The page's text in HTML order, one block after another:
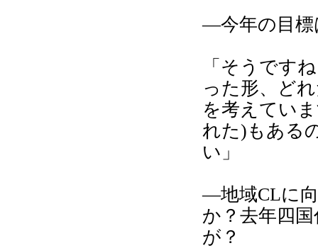
―今年の目標
「そうです
った形、ど
を考えてい
れた)もある
い」
―地域CLに
か？去年四
が？